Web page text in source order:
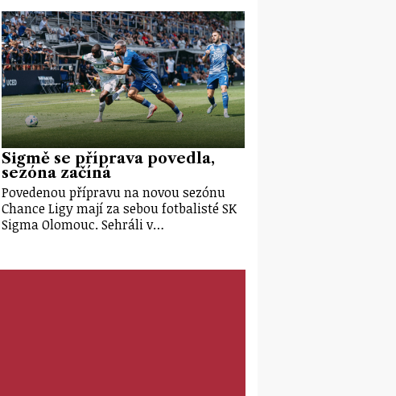
Sigmě se příprava povedla,
sezóna začíná
Povedenou přípravu na novou sezónu
Chance Ligy mají za sebou fotbalisté SK
Sigma Olomouc. Sehráli v…